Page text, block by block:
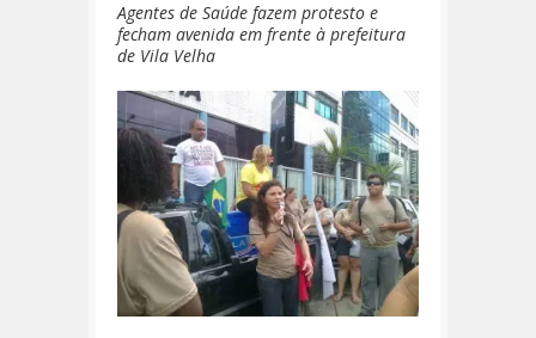
Agentes de Saúde fazem protesto e
fecham avenida em frente à prefeitura
de Vila Velha